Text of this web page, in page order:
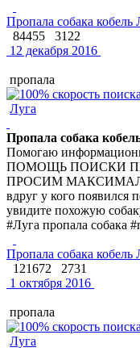
Пропала собака кобель
84455
3122
12 декабря 2016
пропала
Луга
Пропала собака
Помогаю
ПОМОЩЬ ПОИСКИ
ПРОСИМ
вдруг у кого появился
увидите похожую
#Луга пропала собака
Пропала собака кобель
121672
2731
1 октября 2016
пропала
Луга